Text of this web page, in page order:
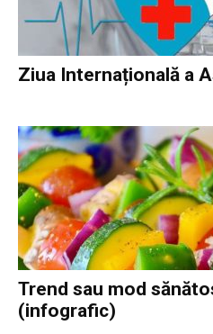
Ziua Internațională a
Trend sau mod
(infografic)